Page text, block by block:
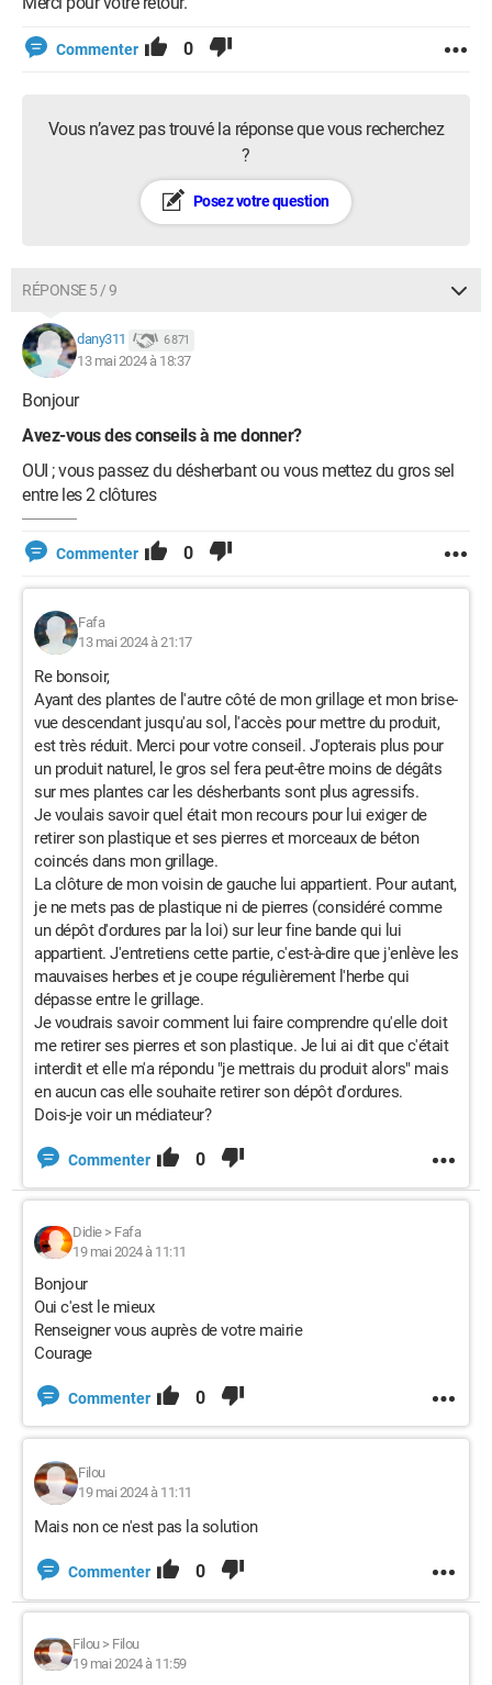
Commenter 0
Vous n’avez pas trouvé la réponse que vous recherchez
?
Posez votre question
RÉPONSE 5 / 9
dany311 6 871
13 mai 2024 à 18:37
Bonjour
Avez-vous des conseils à me donner?
OUI ; vous passez du désherbant ou vous mettez du gros sel
entre les 2 clôtures
Commenter 0
Fafa
13 mai 2024 à 21:17
Re bonsoir,
Ayant des plantes de l'autre côté de mon grillage et mon brise-
vue descendant jusqu'au sol, l'accès pour mettre du produit,
est très réduit. Merci pour votre conseil. J'opterais plus pour
un produit naturel, le gros sel fera peut-être moins de dégâts
sur mes plantes car les désherbants sont plus agressifs.
Je voulais savoir quel était mon recours pour lui exiger de
retirer son plastique et ses pierres et morceaux de béton
coincés dans mon grillage.
La clôture de mon voisin de gauche lui appartient. Pour autant,
je ne mets pas de plastique ni de pierres (considéré comme
un dépôt d'ordures par la loi) sur leur fine bande qui lui
appartient. J'entretiens cette partie, c'est-à-dire que j'enlève les
mauvaises herbes et je coupe régulièrement l'herbe qui
dépasse entre le grillage.
Je voudrais savoir comment lui faire comprendre qu'elle doit
me retirer ses pierres et son plastique. Je lui ai dit que c'était
interdit et elle m'a répondu "je mettrais du produit alors" mais
en aucun cas elle souhaite retirer son dépôt d'ordures.
Dois-je voir un médiateur?
Commenter 0
Didie> Fafa
19 mai 2024 à 11:11
Bonjour
Oui c'est le mieux
Renseigner vous auprès de votre mairie
Courage
Commenter 0
Filou
19 mai 2024 à 11:11
Mais non ce n'est pas la solution
Commenter 0
Filou> Filou
19 mai 2024 à 11:59